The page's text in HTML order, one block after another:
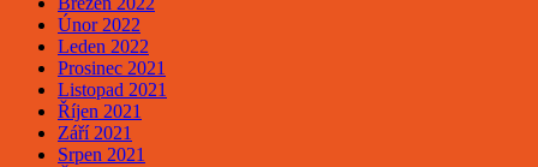
Únor 2022
Leden 2022
Prosinec 2021
Listopad 2021
Říjen 2021
Září 2021
Srpen 2021